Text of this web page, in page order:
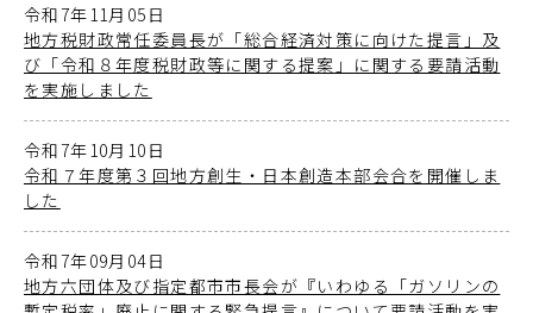
令和7年11月05日
地方税財政常任委員長が「総合経済対策に向けた提言」及
び「令和８年度税財政等に関する提案」に関する要請活動
を実施しました
令和7年10月10日
令和７年度第３回地方創生・日本創造本部会合を開催しま
した
令和7年09月04日
地方六団体及び指定都市市長会が『いわゆる「ガソリンの